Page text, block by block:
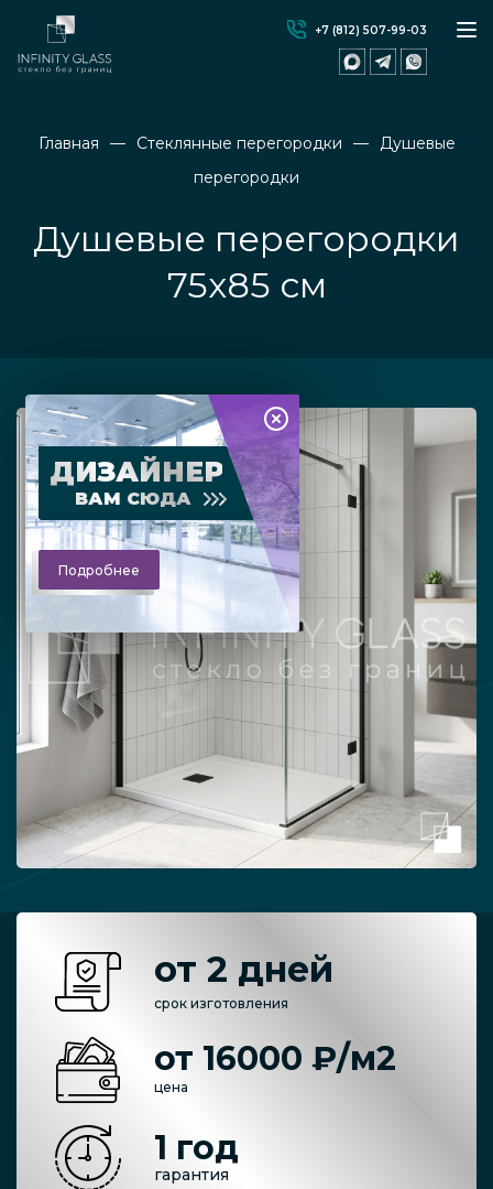
+7 (812) 507-99-03
Главная Стеклянные перегородки
Душевые
перегородки
Душевые перегородки
75х85 см
ДИЗАЙНЕР
ВАМ СЮДА
Подробнее
от 2 дней
срок изготовления
от 16000 ₽/м2
цена
1 год
гарантия